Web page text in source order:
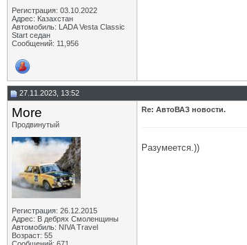
Регистрация: 03.10.2022
Адрес: Казахстан
Автомобиль: LADA Vesta Classic
Start седан
Сообщений: 11,956
27.11.2023, 13:52
More
Продвинутый
Регистрация: 26.12.2015
Адрес: В дебрях Смоленщины
Автомобиль: NIVA Travel
Возраст: 55
Re: АвтоВАЗ новости.
Разумеется.))